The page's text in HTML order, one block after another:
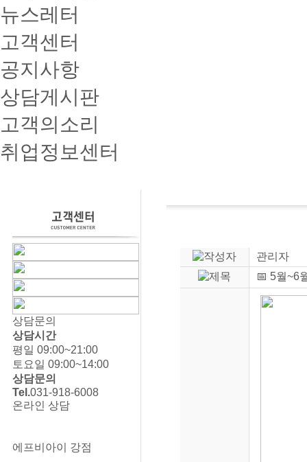
뉴스레터
고객센터
공지사항
상담게시판
고객의소리
취업정보센터
상담문의
상담시간
평일 09:00~21:00
토요일 09:00~14:00
상담문의
Tel.031-918-6008
온라인 상담
에프비아이 강점
관리자
📅 5월~6